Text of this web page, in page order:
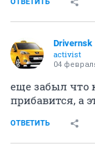
Drivernsk
activist
04
еще забыл что
прибавится, а
ОТВЕТИТЬ